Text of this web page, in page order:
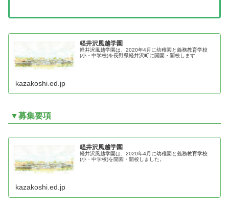
軽井沢風越学園
軽井沢風越学園は、2020年4月に幼稚園と義務教育学校
(小・中学校)を長野県軽井沢町に開園・開校します
kazakoshi.ed.jp
▼募集要項
軽井沢風越学園
軽井沢風越学園は、2020年4月に幼稚園と義務教育学校
(小・中学校)を開園・開校しました。
kazakoshi.ed.jp